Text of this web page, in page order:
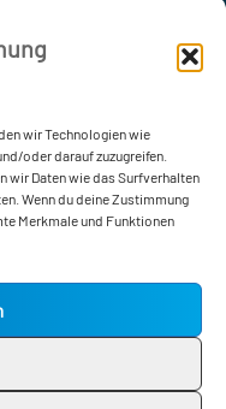
wir Technologien wie
oder darauf zuzugreifen.
wir Daten wie das Surfverhalten
Wenn du deine Zustimmung
Merkmale und Funktionen